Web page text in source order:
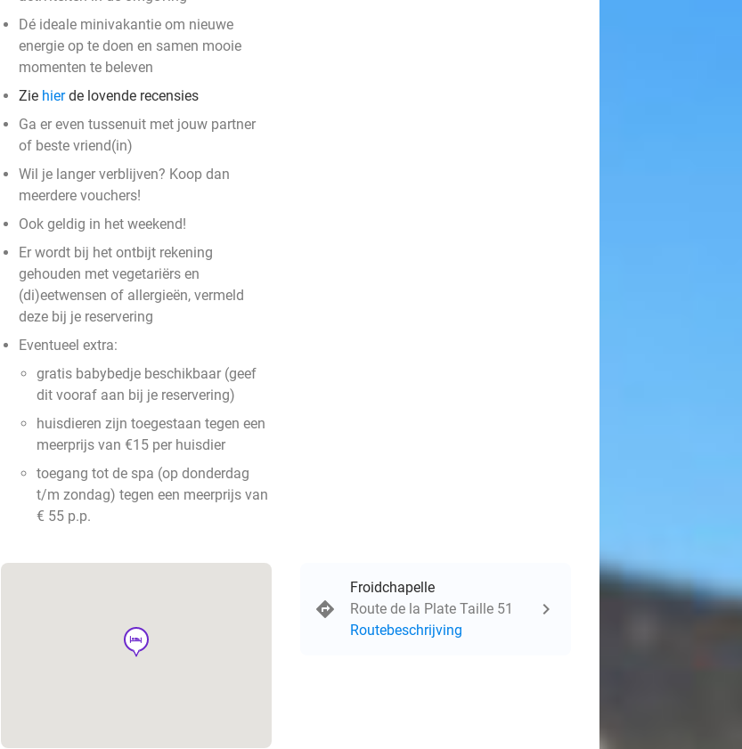
Dé ideale minivakantie om nieuwe
energie op te doen en samen mooie
momenten te beleven
Zie hierde lovende recensies
Ga er even tussenuit met jouw partner
of beste vriend(in)
Wil je langer verblijven? Koop dan
meerdere vouchers!
Ook geldig in het weekend!
Er wordt bij het ontbijt rekening
gehouden met vegetariërs en
(di)eetwensen of allergieën, vermeld
deze bij je reservering
Eventueel extra:
gratis babybedje beschikbaar (geef
dit vooraf aan bij je reservering)
huisdieren zijn toegestaan tegen een
meerprijs van €15 per huisdier
toegang tot de spa (op donderdag
t/m zondag) tegen een meerprijs van
€ 55 p.p.
hotel
Froidchapelle
Route de la Plate Taille 51
Routebeschrijving